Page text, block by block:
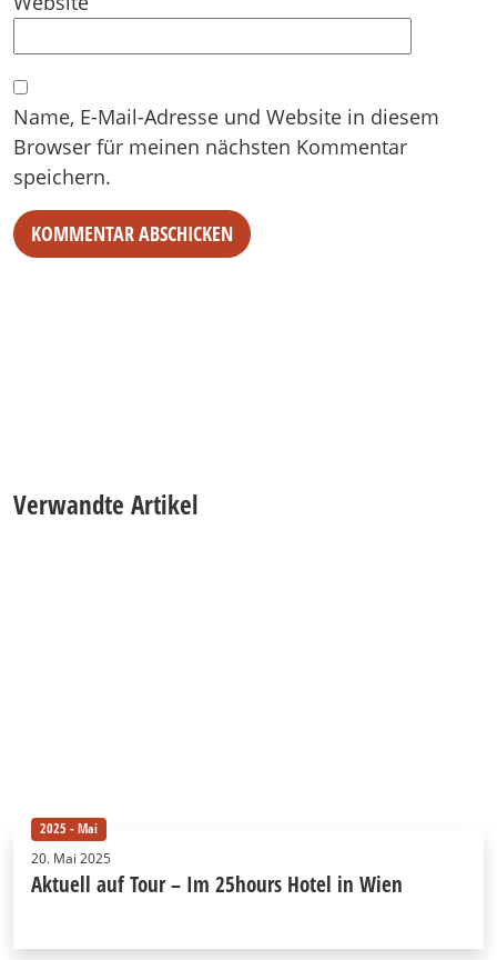
Name, E-Mail-Adresse und Website in diesem
Browser für meinen nächsten Kommentar
speichern.
Verwandte Artikel
2025 - Mai
20. Mai 2025
Aktuell auf Tour – Im 25hours Hotel in Wien